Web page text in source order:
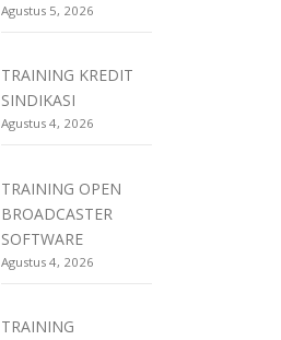
Agustus 5, 2026
TRAINING KREDIT
SINDIKASI
Agustus 4, 2026
TRAINING OPEN
BROADCASTER
SOFTWARE
Agustus 4, 2026
TRAINING